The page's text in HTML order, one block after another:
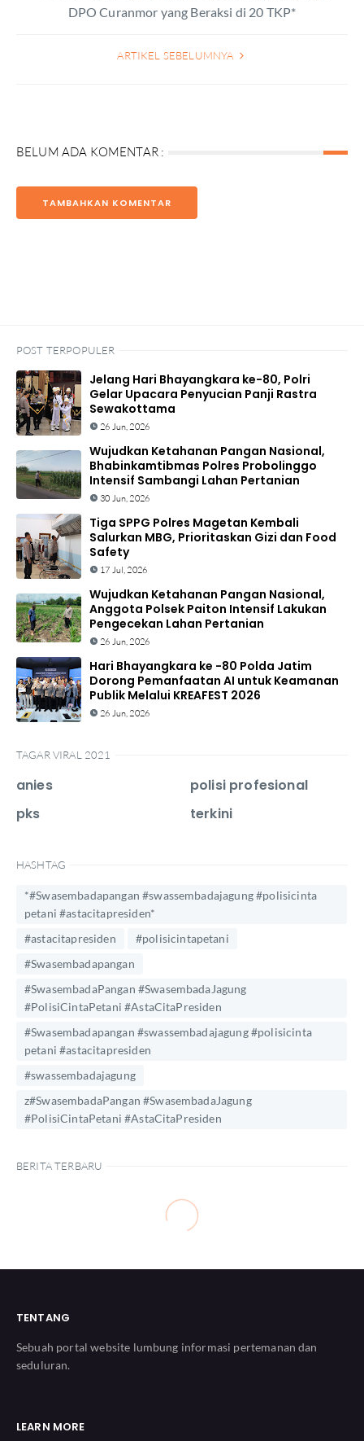
DPO Curanmor yang Beraksi di 20 TKP*
ARTIKEL SEBELUMNYA
BELUM ADA KOMENTAR :
TAMBAHKAN KOMENTAR
POST TERPOPULER
Jelang Hari Bhayangkara ke-80, Polri
Gelar Upacara Penyucian Panji Rastra
Sewakottama
26 Jun, 2026
Wujudkan Ketahanan Pangan Nasional,
Bhabinkamtibmas Polres Probolinggo
Intensif Sambangi Lahan Pertanian
30 Jun, 2026
Tiga SPPG Polres Magetan Kembali
Salurkan MBG, Prioritaskan Gizi dan Food
Safety
17 Jul, 2026
Wujudkan Ketahanan Pangan Nasional,
Anggota Polsek Paiton Intensif Lakukan
Pengecekan Lahan Pertanian
26 Jun, 2026
Hari Bhayangkara ke -80 Polda Jatim
Dorong Pemanfaatan AI untuk Keamanan
Publik Melalui KREAFEST 2026
26 Jun, 2026
TAGAR VIRAL 2021
anies
pks
polisi profesional
terkini
HASHTAG
*#Swasembadapangan #swassembadajagung #polisicinta
petani #astacitapresiden*
#astacitapresiden
#polisicintapetani
#Swasembadapangan
#SwasembadaPangan #SwasembadaJagung
#PolisiCintaPetani #AstaCitaPresiden
#Swasembadapangan #swassembadajagung #polisicinta
petani #astacitapresiden
#swassembadajagung
z#SwasembadaPangan #SwasembadaJagung
#PolisiCintaPetani #AstaCitaPresiden
BERITA TERBARU
TENTANG
Sebuah portal website lumbung informasi pertemanan dan
seduluran.
LEARN MORE